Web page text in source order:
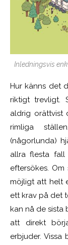
Inledningsvis
Hur känns det
riktigt trevligt.
aldrig orättvist
rimliga
(någorlunda)
allra flesta
eftersökes.
möjligt att helt
ett krav på det
kan nå de sista
att direkt
erbjuder. Vissa